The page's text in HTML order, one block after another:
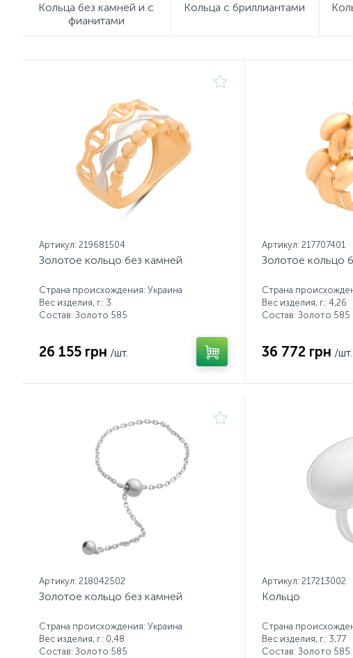
Кольца без камней и с
фианитами
Кольца с бриллиантами
Артикул: 219681504
Золотое кольцо без камней
Страна происхождения: Украина
Вес изделия, г.: 3
Состав: Золото 585
26 155 грн /шт.
Артикул: 217707401
Золотое кольцо
Страна
Вес изделия, г.: 4,26
Состав: Золото 585
36 772 грн /шт.
Артикул: 218042502
Золотое кольцо без камней
Страна происхождения: Украина
Вес изделия, г.: 0,48
Состав: Золото 585
Артикул: 217213002
Кольцо
Страна
Вес изделия, г.: 3,77
Состав: Золото 585